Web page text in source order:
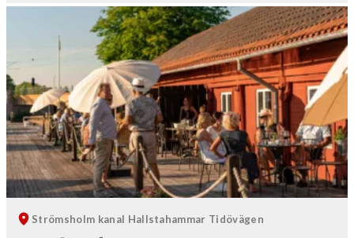
Strömsholm kanal Hallstahammar Tidövägen